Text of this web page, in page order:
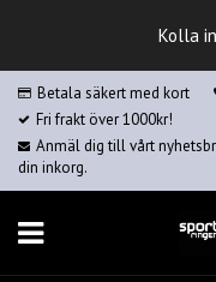
Kolla
Betala säkert med kort
Fri frakt över 1000kr!
Anmäl dig till vårt
din inkorg.